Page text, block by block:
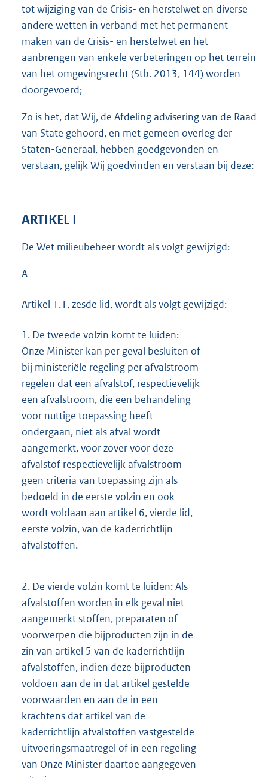
tot wijziging van de Crisis- en herstelwet en diverse
andere wetten in verband met het permanent
maken van de Crisis- en herstelwet en het
aanbrengen van enkele verbeteringen op het terrein
van het omgevingsrecht (Stb. 2013, 144) worden
doorgevoerd;
Zo is het, dat Wij, de Afdeling advisering van de Raad
van State gehoord, en met gemeen overleg der
Staten-Generaal, hebben goedgevonden en
verstaan, gelijk Wij goedvinden en verstaan bij deze:
ARTIKEL I
De Wet milieubeheer wordt als volgt gewijzigd:
A
Artikel 1.1, zesde lid, wordt als volgt gewijzigd:
1. De tweede volzin komt te luiden:
Onze Minister kan per geval besluiten of
bij ministeriële regeling per afvalstroom
regelen dat een afvalstof, respectievelijk
een afvalstroom, die een behandeling
voor nuttige toepassing heeft
ondergaan, niet als afval wordt
aangemerkt, voor zover voor deze
afvalstof respectievelijk afvalstroom
geen criteria van toepassing zijn als
bedoeld in de eerste volzin en ook
wordt voldaan aan artikel 6, vierde lid,
eerste volzin, van de kaderrichtlijn
afvalstoffen.
2. De vierde volzin komt te luiden: Als
afvalstoffen worden in elk geval niet
aangemerkt stoffen, preparaten of
voorwerpen die bijproducten zijn in de
zin van artikel 5 van de kaderrichtlijn
afvalstoffen, indien deze bijproducten
voldoen aan de in dat artikel gestelde
voorwaarden en aan de in een
krachtens dat artikel van de
kaderrichtlijn afvalstoffen vastgestelde
uitvoeringsmaatregel of in een regeling
van Onze Minister daartoe aangegeven